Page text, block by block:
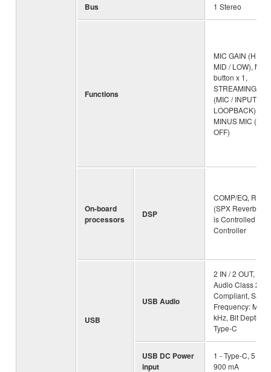
Bus 1 Stereo
Functions
MIC GAIN (HIGH
MID / LOW),
button x 1,
STREAMING
(MIC / INPUT
LOOPBACK),
MINUS MIC (ON /
OFF)
On-board
processors
DSP
COMP/EQ,
(SPX Reverb)
is Controlled on
Controller
USB
USB Audio
2 IN / 2 OUT, USB
Audio Class 2.0
Compliant,
Frequency: Max.
kHz, Bit Depth:
Type-C
USB DC Power
input
1 - Type-C, 5 V
900 mA